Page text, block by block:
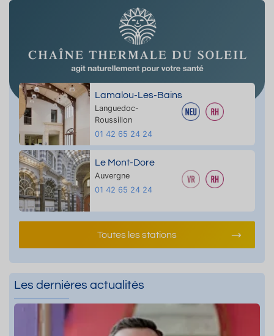
Lamalou-Les-Bains
Languedoc-
Roussillon
01 42 65 24 24
Le Mont-Dore
Auvergne
01 42 65 24 24
Toutes les stations
Les dernières actualités